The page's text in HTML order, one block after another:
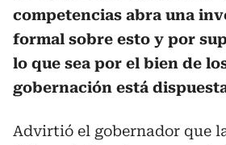
competencias abra una
formal sobre esto y por
lo que sea por el bien de
gobernación está
Advirtió el gobernador que